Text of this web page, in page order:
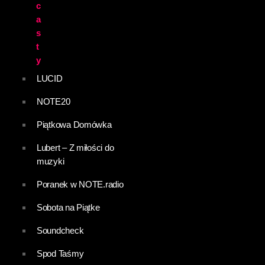
c
a
s
t
y
LUCID
NOTE20
Piątkowa Domówka
Lubert – Z miłości do
muzyki
Poranek w NOTE.radio
Sobota na Piątke
Soundcheck
Spod Taśmy